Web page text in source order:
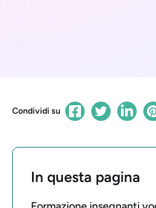
Condividi su
In questa pagina